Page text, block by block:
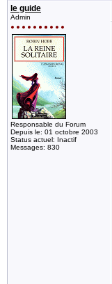
le guide
Admin
Responsable du Forum
Depuis le: 01 octobre 2003
Status actuel: Inactif
Messages: 830